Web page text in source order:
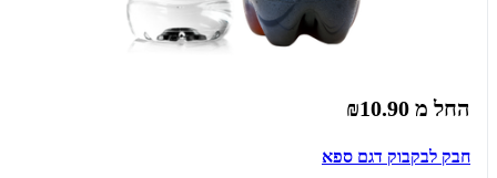
החל מ ₪10.90
חבק לבקבוק דגם ספא